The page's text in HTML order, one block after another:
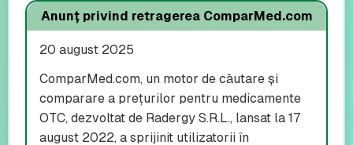
Anunț privind retragerea ComparMed.com
20 august 2025
ComparMed.com, un motor de căutare și
comparare a prețurilor pentru medicamente
OTC, dezvoltat de Radergy S.R.L., lansat la 17
august 2022, a sprijinit utilizatorii în